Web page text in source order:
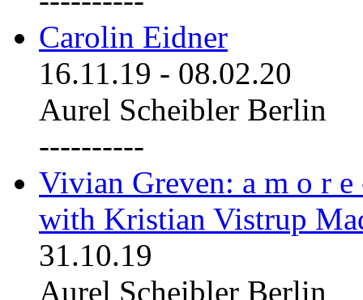
Carolin Eidner
16.11.19 - 08.02.20
Aurel Scheibler Berlin
----------
Vivian Greven: a m o r
with Kristian Vistrup
31.10.19
Aurel Scheibler Berlin